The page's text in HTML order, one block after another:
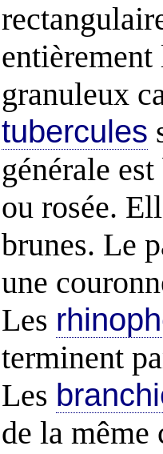
entièrement
granuleux
tubercules
générale
ou rosée.
brunes. Le
une
Les
terminent
Les
de la même